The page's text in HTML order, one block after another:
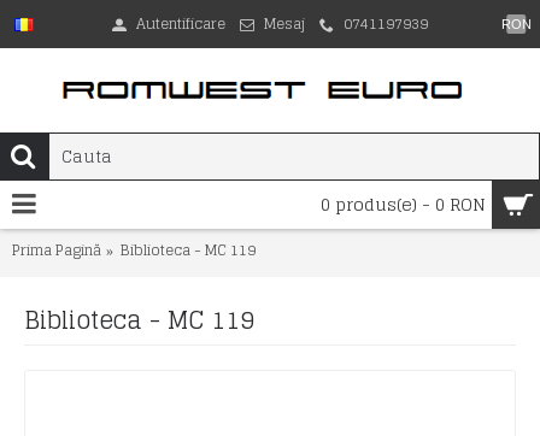
RON
Autentificare Mesaj 0741197939
0 produs(e) - 0 RON
Prima Pagină Biblioteca - MC 119
Biblioteca - MC 119